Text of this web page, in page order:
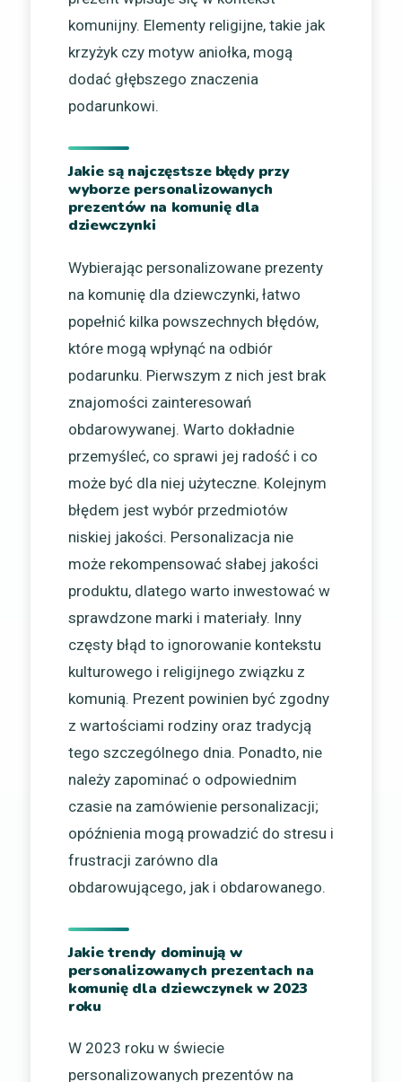
komunijny. Elementy religijne, takie jak
krzyżyk czy motyw aniołka, mogą
dodać głębszego znaczenia
podarunkowi.
Jakie są najczęstsze błędy przy
wyborze personalizowanych
prezentów na komunię dla
dziewczynki
Wybierając personalizowane prezenty
na komunię dla dziewczynki, łatwo
popełnić kilka powszechnych błędów,
które mogą wpłynąć na odbiór
podarunku. Pierwszym z nich jest brak
znajomości zainteresowań
obdarowywanej. Warto dokładnie
przemyśleć, co sprawi jej radość i co
może być dla niej użyteczne. Kolejnym
błędem jest wybór przedmiotów
niskiej jakości. Personalizacja nie
może rekompensować słabej jakości
produktu, dlatego warto inwestować w
sprawdzone marki i materiały. Inny
częsty błąd to ignorowanie kontekstu
kulturowego i religijnego związku z
komunią. Prezent powinien być zgodny
z wartościami rodziny oraz tradycją
tego szczególnego dnia. Ponadto, nie
należy zapominać o odpowiednim
czasie na zamówienie personalizacji;
opóźnienia mogą prowadzić do stresu i
frustracji zarówno dla
obdarowującego, jak i obdarowanego.
Jakie trendy dominują w
personalizowanych prezentach na
komunię dla dziewczynek w 2023
roku
W 2023 roku w świecie
personalizowanych prezentów na